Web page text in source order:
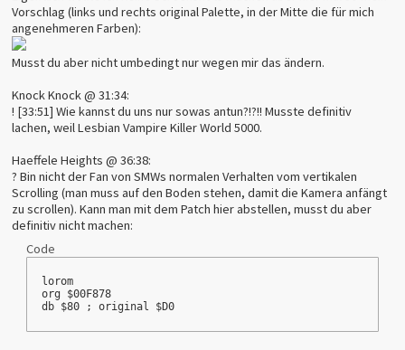
Vorschlag (links und rechts original Palette, in der Mitte die für mich
angenehmeren Farben):
Musst du aber nicht umbedingt nur wegen mir das ändern.
Knock Knock @ 31:34:
! [33:51] Wie kannst du uns nur sowas antun?!?!! Musste definitiv
lachen, weil Lesbian Vampire Killer World 5000.
Haeffele Heights @ 36:38:
? Bin nicht der Fan von SMWs normalen Verhalten vom vertikalen
Scrolling (man muss auf den Boden stehen, damit die Kamera anfängt
zu scrollen). Kann man mit dem Patch hier abstellen, musst du aber
definitiv nicht machen:
Code
lorom
org $00F878
db $80 ; original $D0